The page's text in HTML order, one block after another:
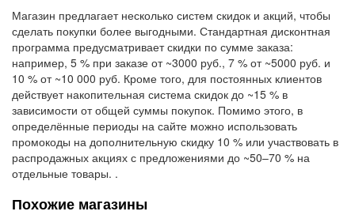
Магазин предлагает несколько систем скидок и акций, чтобы
сделать покупки более выгодными. Стандартная дисконтная
программа предусматривает скидки по сумме заказа:
например, 5 % при заказе от ~3000 руб., 7 % от ~5000 руб. и
10 % от ~10 000 руб. Кроме того, для постоянных клиентов
действует накопительная система скидок до ~15 % в
зависимости от общей суммы покупок. Помимо этого, в
определённые периоды на сайте можно использовать
промокоды на дополнительную скидку 10 % или участвовать в
распродажных акциях с предложениями до ~50–70 % на
отдельные товары. .
Похожие магазины